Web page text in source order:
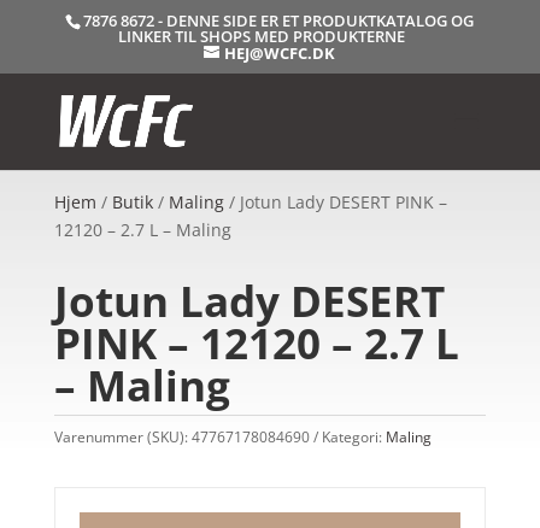
7876 8672 - DENNE SIDE ER ET PRODUKTKATALOG OG
LINKER TIL SHOPS MED PRODUKTERNE
HEJ@WCFC.DK
Hjem / Butik/ Maling/ Jotun Lady DESERT PINK –
12120 – 2.7 L – Maling
Jotun Lady DESERT
PINK – 12120 – 2.7 L
– Maling
Varenummer (SKU):47767178084690 Kategori: Maling